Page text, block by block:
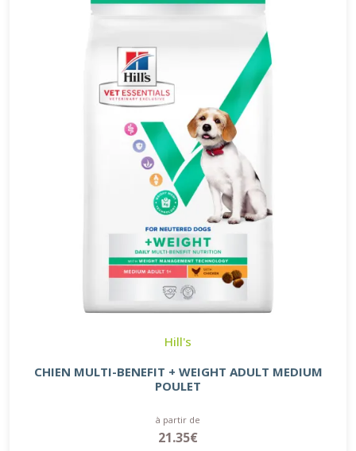
Hill's
CHIEN MULTI-BENEFIT + WEIGHT ADULT MEDIUM
POULET
à partir de
21.35€